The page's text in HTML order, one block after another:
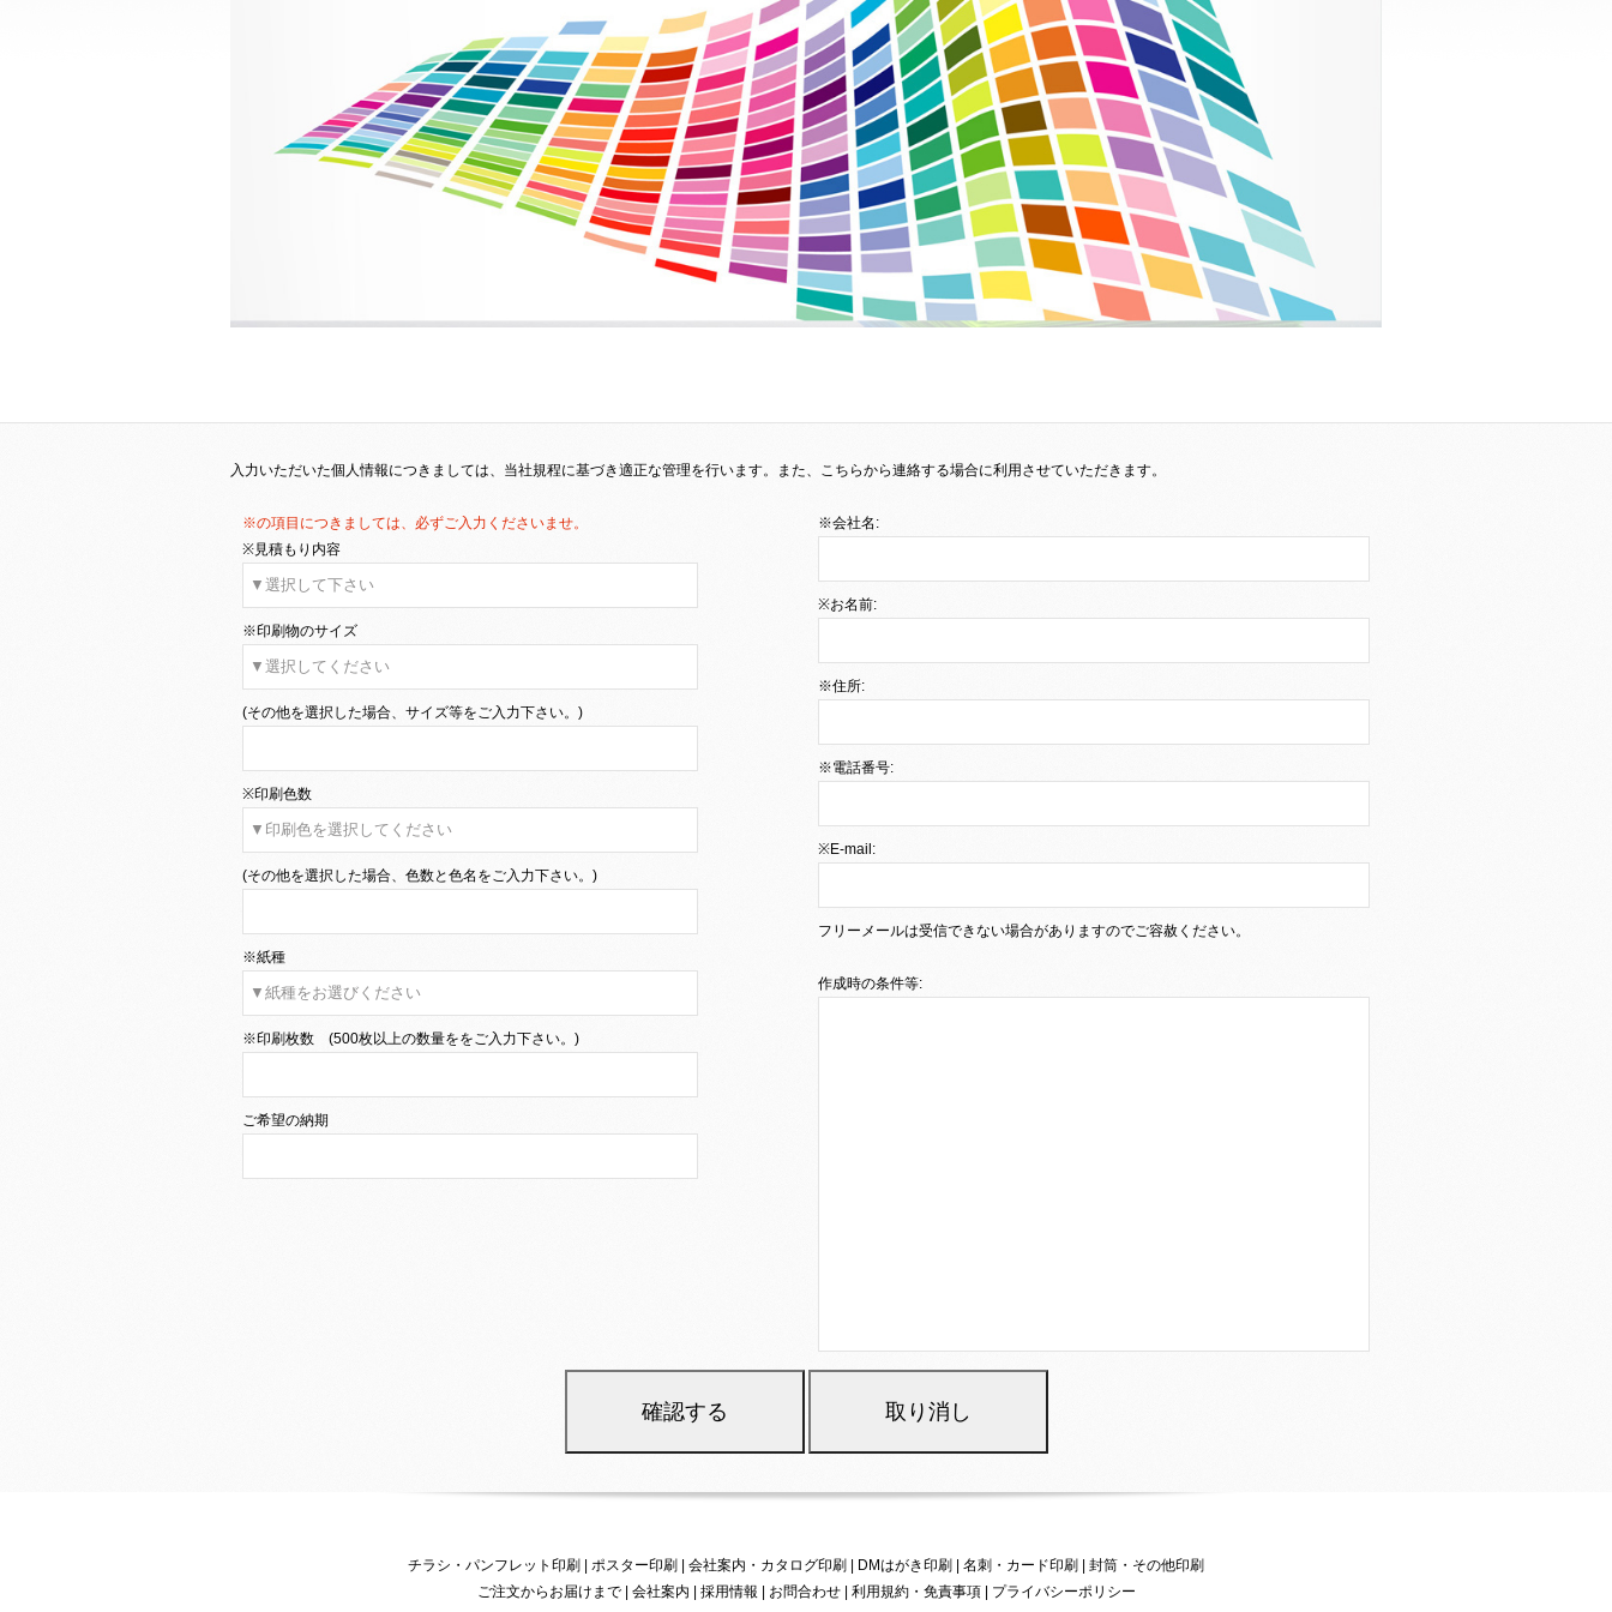
入力いただいた個人情報につきましては、当社規程に基づき適正な管理を行います。また、こちらから連絡する場合に利用させていただきます。
※の項目につきましては、必ずご入力くださいませ。
※見積もり内容
※印刷物のサイズ
(その他を選択した場合、サイズ等をご入力下さい。)
※印刷色数
(その他を選択した場合、色数と色名をご入力下さい。)
※紙種
※印刷枚数 (500枚以上の数量ををご入力下さい。)
ご希望の納期
※会社名:
※お名前:
※住所:
※電話番号:
※E-mail:
フリーメールは受信できない場合がありますのでご容赦ください。
作成時の条件等:
チラシ・パンフレット印刷 | ポスター印刷 | 会社案内・カタログ印刷 | DMはがき印刷 | 名刺・カード印刷 | 封筒・その他印刷
ご注文からお届けまで | 会社案内 | 採用情報 | お問合わせ| 利用規約・免責事項| プライバシーポリシー